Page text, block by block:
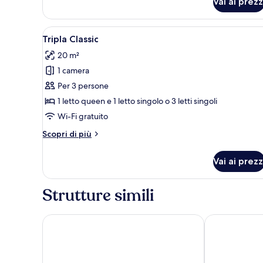
Apri
tutte
le
foto
per
Tripla
Classic
Una camera d'albergo con
10
Tripla Classic
20 m²
1 camera
Per 3 persone
1 letto queen e 1 letto singolo o 3 letti singoli
Wi-Fi gratuito
Scopri di più
Altri
Classic
Vai ai
Strutture simili
Albergo Firenze Borghese